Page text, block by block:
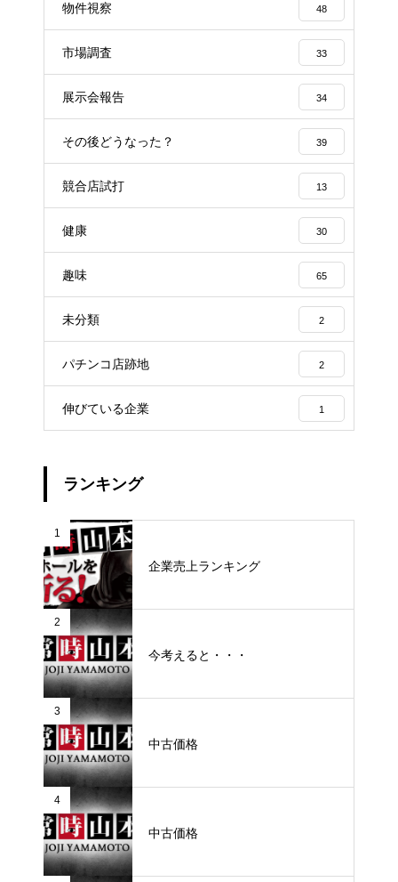
物件視察 48
市場調査 33
展示会報告 34
その後どうなった？ 39
競合店試打 13
健康 30
趣味 65
未分類 2
パチンコ店跡地 2
伸びている企業 1
ランキング
1
企業売上ランキング
2
今考えると・・・
3
中古価格
4
中古価格